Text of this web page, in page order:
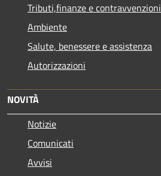
Tributi,finanze e contravvenzioni
Ambiente
Salute, benessere e assistenza
Autorizzazioni
NOVITÀ
Notizie
Comunicati
Avvisi